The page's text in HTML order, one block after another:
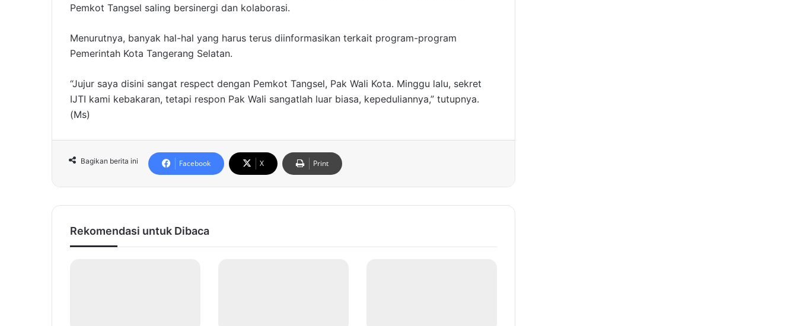
Pemkot Tangsel saling bersinergi dan kolaborasi.
Menurutnya, banyak hal-hal yang harus terus diinformasikan terkait program-program
Pemerintah Kota Tangerang Selatan.
“Jujur saya disini sangat respect dengan Pemkot Tangsel, Pak Wali Kota. Minggu lalu, sekret
IJTI kami kebakaran, tetapi respon Pak Wali sangatlah luar biasa, kepeduliannya,” tutupnya.
(Ms)
Bagikan berita ini Facebook X Print
Rekomendasi untuk Dibaca